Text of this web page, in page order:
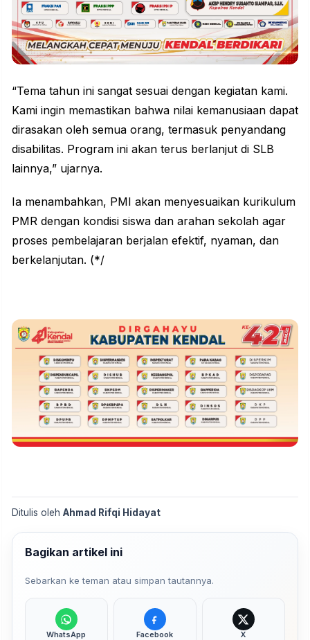
“Tema tahun ini sangat sesuai dengan kegiatan kami.
Kami ingin memastikan bahwa nilai kemanusiaan dapat
dirasakan oleh semua orang, termasuk penyandang
disabilitas. Program ini akan terus berlanjut di SLB
lainnya,” ujarnya.
Ia menambahkan, PMI akan menyesuaikan kurikulum
PMR dengan kondisi siswa dan arahan sekolah agar
proses pembelajaran berjalan efektif, nyaman, dan
berkelanjutan. (*/
Ditulis oleh Ahmad Rifqi Hidayat
Bagikan artikel ini
Sebarkan ke teman atau simpan tautannya.
WhatsApp Facebook X